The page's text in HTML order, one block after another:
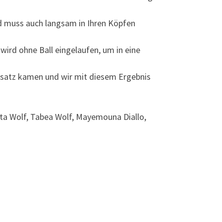
auch langsam in Ihren Köpfen
ohne Ball eingelaufen, um in eine
kamen und wir mit diesem Ergebnis
Wolf, Tabea Wolf, Mayemouna Diallo,